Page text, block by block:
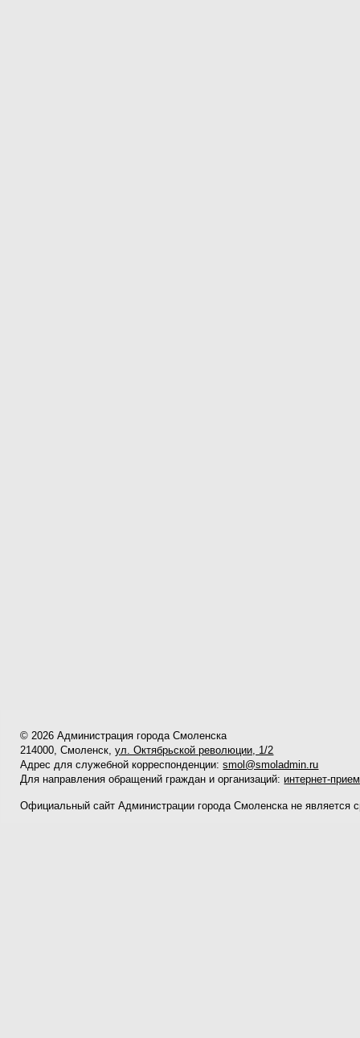
© 2026 Администрация города Смоленска
214000, Смоленск,ул. Октябрьской революции, 1/2
Адрес для служебной корреспонденции:smol@smoladmin.ru
Для направления обращений граждан и организаций: интернет-
Официальный сайт Администрации города Смоленска не является